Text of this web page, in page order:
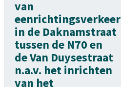
van
eenrichtingsverkeer
in de Daknamstraat
tussen de N70 en
de Van Duysestraat
n.a.v. het inrichten
van het